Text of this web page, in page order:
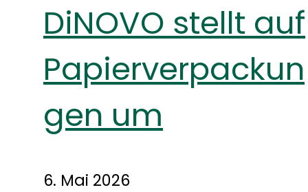
DiNOVO stellt auf
Papierverpackun
gen um
6. Mai 2026